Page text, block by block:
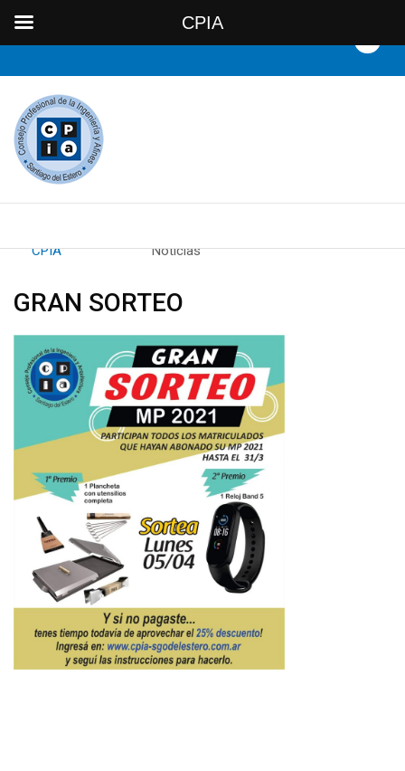
ByCPIA Category: Noticias
GRAN SORTEO
CPIA